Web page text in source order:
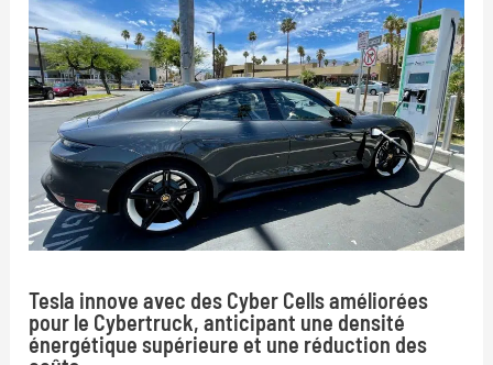
Tesla innove avec des Cyber Cells améliorées
pour le Cybertruck, anticipant une densité
énergétique supérieure et une réduction des